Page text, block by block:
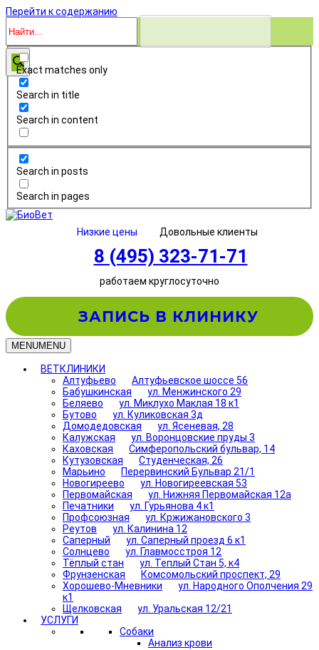
Перейти к содержанию
Exact matches only
Search in title
Search in content
Search in posts
Search in pages
Низкие цены Довольные клиенты
8 (495) 323-71-71
работаем круглосуточно
ЗАПИСЬ В КЛИНИКУ
MENUMENU
ВЕТКЛИНИКИ
Алтуфьево
Алтуфьевское шоссе 56
Бабушкинская
ул. Менжинского 29
Беляево
ул. Миклухо Маклая 18 к1
Бутово
ул. Куликовская 3д
Домодедовская
ул. Ясеневая, 28
Калужская
ул. Воронцовские пруды 3
Каховская
Симферопольский бульвар, 14
Кутузовская
Студенческая, 26
Марьино
Перервинский Бульвар 21/1
Новогиреево
ул. Новогиреевская 53
Первомайская
ул. Нижняя Первомайская 12а
Печатники
ул. Гурьянова 4 к1
Профсоюзная
ул. Кржижановского 3
Реутов
ул. Калинина 12
Саперный
ул. Саперный проезд 6 к1
Солнцево
ул. Главмосстроя 12
Тёплый стан
ул. Теплый Стан 5, к4
Фрунзенская
Комсомольский проспект, 29
Хорошево-Мневники
ул. Народного Ополчения 29
к1
Щелковская
ул. Уральская 12/21
УСЛУГИ
Собаки
Анализ крови